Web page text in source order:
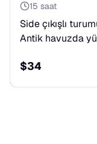
15 saat
Side çıkışlı
Antik havuzda
tadını çıkarın.
için hemen yerinizi
$34